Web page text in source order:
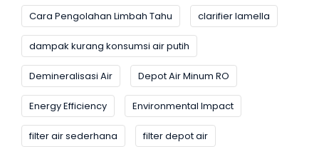
Cara Pengolahan Limbah Tahu clarifier lamella
dampak kurang konsumsi air putih
Demineralisasi Air Depot Air Minum RO
Energy Efficiency Environmental Impact
filter air sederhana filter depot air